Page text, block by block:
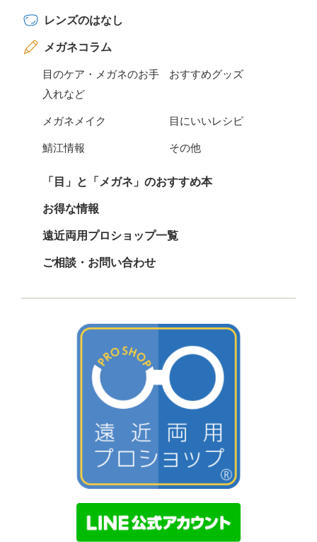
レンズのはなし
メガネコラム
目のケア・メガネのお手
入れなど
おすすめグッズ
メガネメイク 目にいいレシピ
鯖江情報 その他
「目」と「メガネ」のおすすめ本
お得な情報
遠近両用プロショップ一覧
ご相談・お問い合わせ